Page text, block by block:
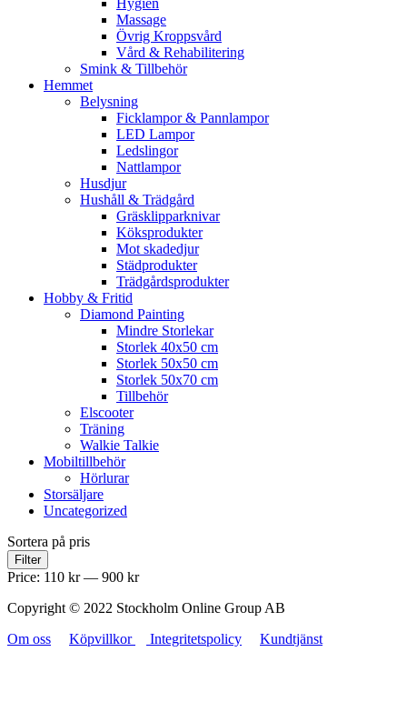
Hygien
Massage
Övrig Kroppsvård
Vård & Rehabilitering
Smink & Tillbehör
Hemmet
Belysning
Ficklampor & Pannlampor
LED Lampor
Ledslingor
Nattlampor
Husdjur
Hushåll & Trädgård
Gräsklipparknivar
Köksprodukter
Mot skadedjur
Städprodukter
Trädgårdsprodukter
Hobby & Fritid
Diamond Painting
Mindre Storlekar
Storlek 40x50 cm
Storlek 50x50 cm
Storlek 50x70 cm
Tillbehör
Elscooter
Träning
Walkie Talkie
Mobiltillbehör
Hörlurar
Storsäljare
Uncategorized
Sortera på pris
Filter
Price: 110 kr— 900 kr
Copyright © 2022 Stockholm Online Group AB
Om oss
Köpvillkor Integritetspolicy Kundtjänst